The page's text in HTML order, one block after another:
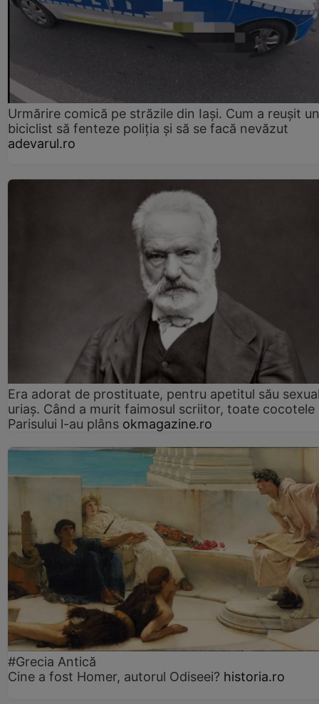
Urmărire comică pe străzile din Iași. Cum a reușit un
biciclist să fenteze poliția și să se facă nevăzut
adevarul.ro
Era adorat de prostituate, pentru apetitul său
uriaș. Când a murit faimosul scriitor, toate cocotele
Parisului l-au plâns okmagazine.ro
#Grecia Antică
Cine a fost Homer, autorul Odiseei? historia.ro